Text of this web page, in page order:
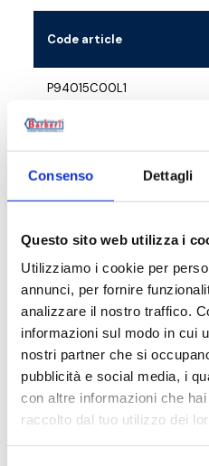
Consenso Dettagli
Questo sito web utilizza i
Utilizziamo i cookie per
annunci, per fornire
analizzare il nostro traffico.
informazioni sul modo in cui
nostri partner che si
pubblicità e social media, i
con altre informazioni che
raccolto dal tuo utilizzo dei
Code article
P94015C00L1
P94020C00L1
P94025C00L1
Description
Documentation
Accessoires